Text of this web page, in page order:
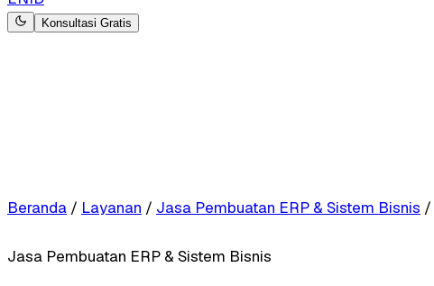
Konsultasi Gratis
Beranda / Layanan / Jasa Pembuatan ERP & Sistem Bisnis /
Jasa Pembuatan ERP & Sistem Bisnis